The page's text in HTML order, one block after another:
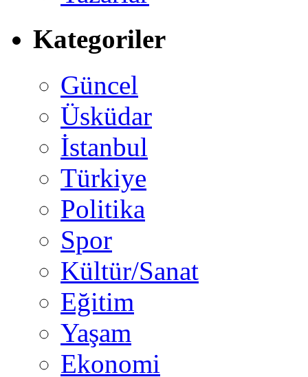
Kategoriler
Güncel
Üsküdar
İstanbul
Türkiye
Politika
Spor
Kültür/Sanat
Eğitim
Yaşam
Ekonomi